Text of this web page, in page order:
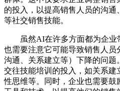
的投入，以提高销售人员的沟
等社交销售技能。
虽然AI在许多方面都为企业
也需要注意它可能导致销售人
沟通、关系建立等）下降的问
交往技能培训的投入，如关系建
性思维等。同时，企业也需要